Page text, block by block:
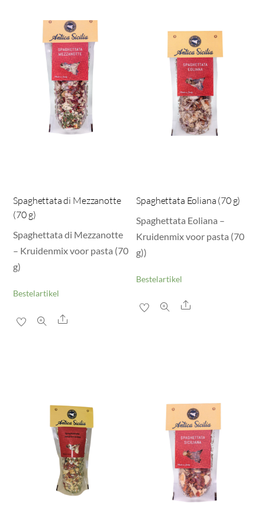
Spaghettata di Mezzanotte
(70 g)
Spaghettata di Mezzanotte
– Kruidenmix voor pasta (70
g)
Bestelartikel
Share
Spaghettata Eoliana (70 g)
Spaghettata Eoliana –
Kruidenmix voor pasta (70
g))
Bestelartikel
Share